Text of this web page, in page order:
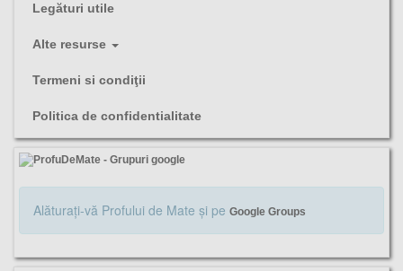
Legături utile
Alte resurse
Termeni si condiţii
Politica de confidentialitate
Alăturaţi-vă Profului de Mate şi pe Google Groups